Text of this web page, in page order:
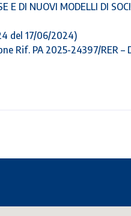
E DI NUOVI MODELLI DI
del 17/06/2024)
Rif. PA 2025-24397/RER –